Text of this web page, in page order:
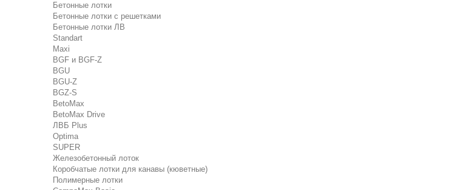
Бетонные лотки
Бетонные лотки с решетками
Бетонные лотки ЛВ
Standart
Maxi
BGF и BGF-Z
BGU
BGU-Z
BGZ-S
BetoMax
BetoMax Drive
ЛВБ Plus
Optima
SUPER
Железобетонный лоток
Коробчатые лотки для канавы (кюветные)
Полимерные лотки